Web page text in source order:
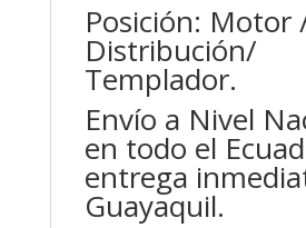
Posición: Motor
Distribución/
Templador.
Envío a Nivel
en todo el
entrega
Guayaquil.